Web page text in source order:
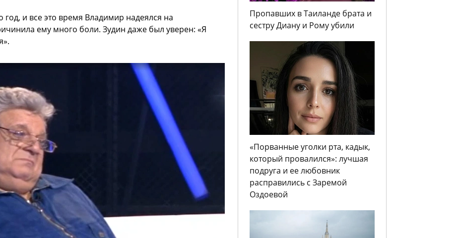
год, и все это время Владимир надеялся на
ему много боли. Зудин даже был уверен: «Я
Пропавших в Таиланде брата и
сестру Диану и Рому убили
«Порванные уголки рта, кадык,
который провалился»: лучшая
подруга и ее любовник
расправились с Заремой
Оздоевой